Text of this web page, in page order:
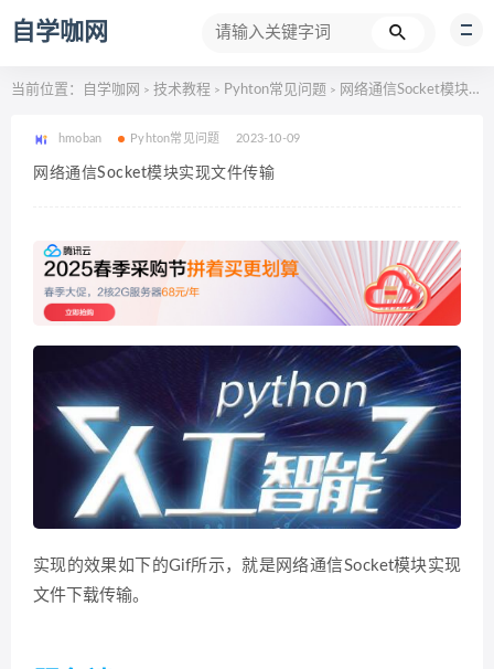
自学咖网
当前位置： 自学咖网 > 技术教程 > Pyhton常见问题 > 网络通信Socket模块实现文件传输
hmoban Pyhton常见问题 2023-10-09
网络通信Socket模块实现文件传输
实现的效果如下的Gif所示，就是网络通信Socket模块实现
文件下载传输。